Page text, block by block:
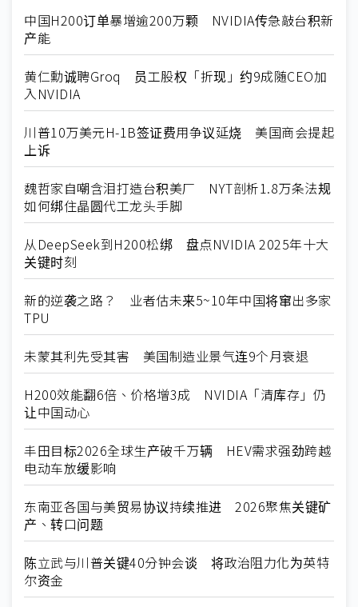
中国H200订单暴增逾200万颗 NVIDIA传急敲台积新
产能
黄仁勳诚聘Groq 员工股权「折现」约9成随CEO加
入NVIDIA
川普10万美元H-1B签证费用争议延烧 美国商会提起
上诉
魏哲家自嘲含泪打造台积美厂 NYT剖析1.8万条法规
如何绑住晶圆代工龙头手脚
从DeepSeek到H200松绑 盘点NVIDIA 2025年十大
关键时刻
新的逆袭之路？ 业者估未来5~10年中国将窜出多家
TPU
未蒙其利先受其害 美国制造业景气连9个月衰退
H200效能翻6倍、价格增3成 NVIDIA「清库存」仍
让中国动心
丰田目标2026全球生产破千万辆 HEV需求强劲跨越
电动车放缓影响
东南亚各国与美贸易协议持续推进 2026聚焦关键矿
产、转口问题
陈立武与川普关键40分钟会谈 将政治阻力化为英特
尔资金